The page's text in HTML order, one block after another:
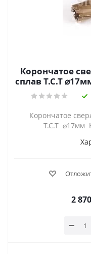
Корончатое
Корончатое
Т.С.Т ⌀17мм
2 870